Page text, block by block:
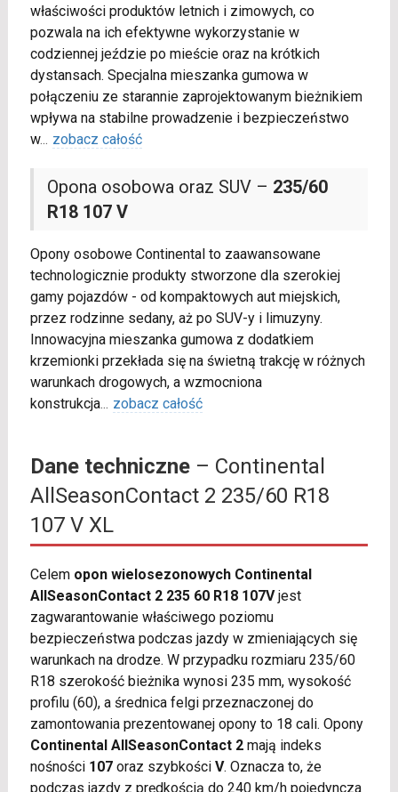
właściwości produktów letnich i zimowych, co
pozwala na ich efektywne wykorzystanie w
codziennej jeździe po mieście oraz na krótkich
dystansach. Specjalna mieszanka gumowa w
połączeniu ze starannie zaprojektowanym bieżnikiem
wpływa na stabilne prowadzenie i bezpieczeństwo
w... zobacz całość
Opona osobowa oraz SUV – 235/60
R18 107 V
Opony osobowe Continental to zaawansowane
technologicznie produkty stworzone dla szerokiej
gamy pojazdów - od kompaktowych aut miejskich,
przez rodzinne sedany, aż po SUV-y i limuzyny.
Innowacyjna mieszanka gumowa z dodatkiem
krzemionki przekłada się na świetną trakcję w różnych
warunkach drogowych, a wzmocniona
konstrukcja... zobacz całość
Dane techniczne– Continental
AllSeasonContact 2 235/60 R18
107 V XL
Celem opon wielosezonowych Continental
AllSeasonContact 2 235 60 R18 107Vjest
zagwarantowanie właściwego poziomu
bezpieczeństwa podczas jazdy w zmieniających się
warunkach na drodze. W przypadku rozmiaru 235/60
R18 szerokość bieżnika wynosi 235 mm, wysokość
profilu (60), a średnica felgi przeznaczonej do
zamontowania prezentowanej opony to 18 cali. Opony
Continental AllSeasonContact 2mają indeks
nośności 107oraz szybkości V. Oznacza to, że
podczas jazdy z prędkością do 240 km/h pojedyncza